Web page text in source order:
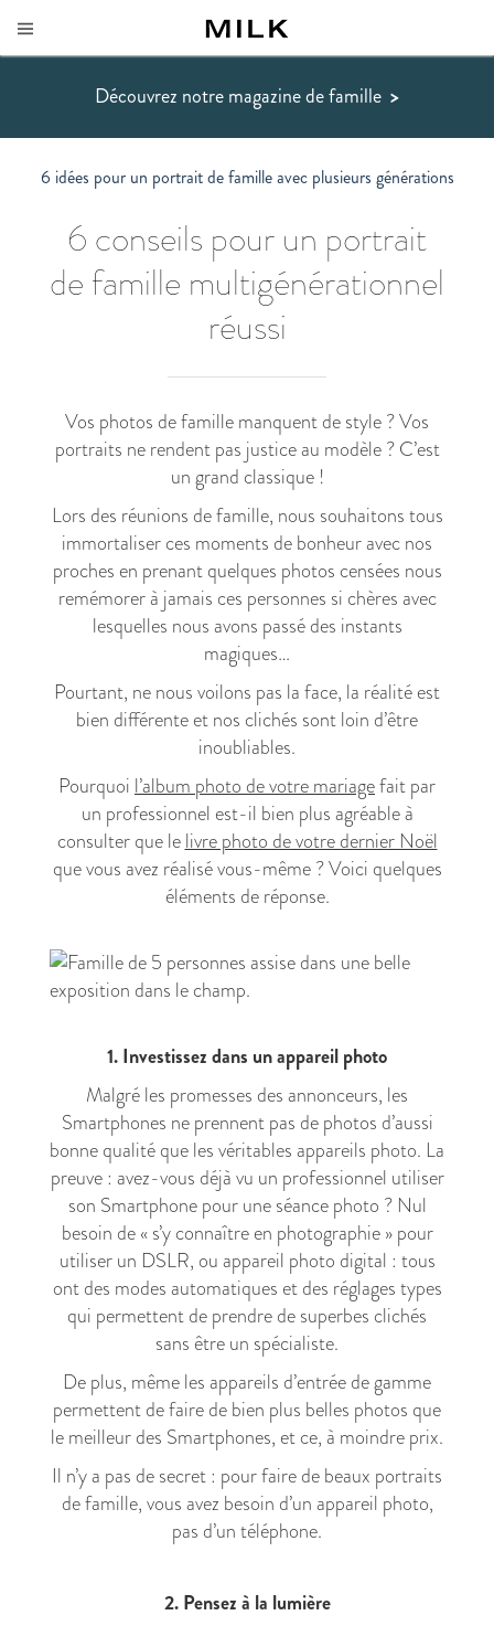
Découvrez notre magazine de famille >
6 idées pour un portrait de famille avec plusieurs générations
6 conseils pour un portrait
de famille multigénérationnel
réussi
Vos photos de famille manquent de style ? Vos
portraits ne rendent pas justice au modèle ? C’est
un grand classique !
Lors des réunions de famille, nous souhaitons tous
immortaliser ces moments de bonheur avec nos
proches en prenant quelques photos censées nous
remémorer à jamais ces personnes si chères avec
lesquelles nous avons passé des instants
magiques…
Pourtant, ne nous voilons pas la face, la réalité est
bien différente et nos clichés sont loin d’être
inoubliables.
Pourquoi l’album photo de votre mariagefait par
un professionnel est-il bien plus agréable à
consulter que lelivre photo de votre dernier Noël
que vous avez réalisé vous-même ? Voici quelques
éléments de réponse.
1. Investissez dans un appareil photo
Malgré les promesses des annonceurs, les
Smartphones ne prennent pas de photos d’aussi
bonne qualité que les véritables appareils photo. La
preuve : avez-vous déjà vu un professionnel utiliser
son Smartphone pour une séance photo ? Nul
besoin de « s’y connaître en photographie » pour
utiliser un DSLR, ou appareil photo digital : tous
ont des modes automatiques et des réglages types
qui permettent de prendre de superbes clichés
sans être un spécialiste.
De plus, même les appareils d’entrée de gamme
permettent de faire de bien plus belles photos que
le meilleur des Smartphones, et ce, à moindre prix.
Il n’y a pas de secret : pour faire de beaux portraits
de famille, vous avez besoin d’un appareil photo,
pas d’un téléphone.
2. Pensez à la lumière